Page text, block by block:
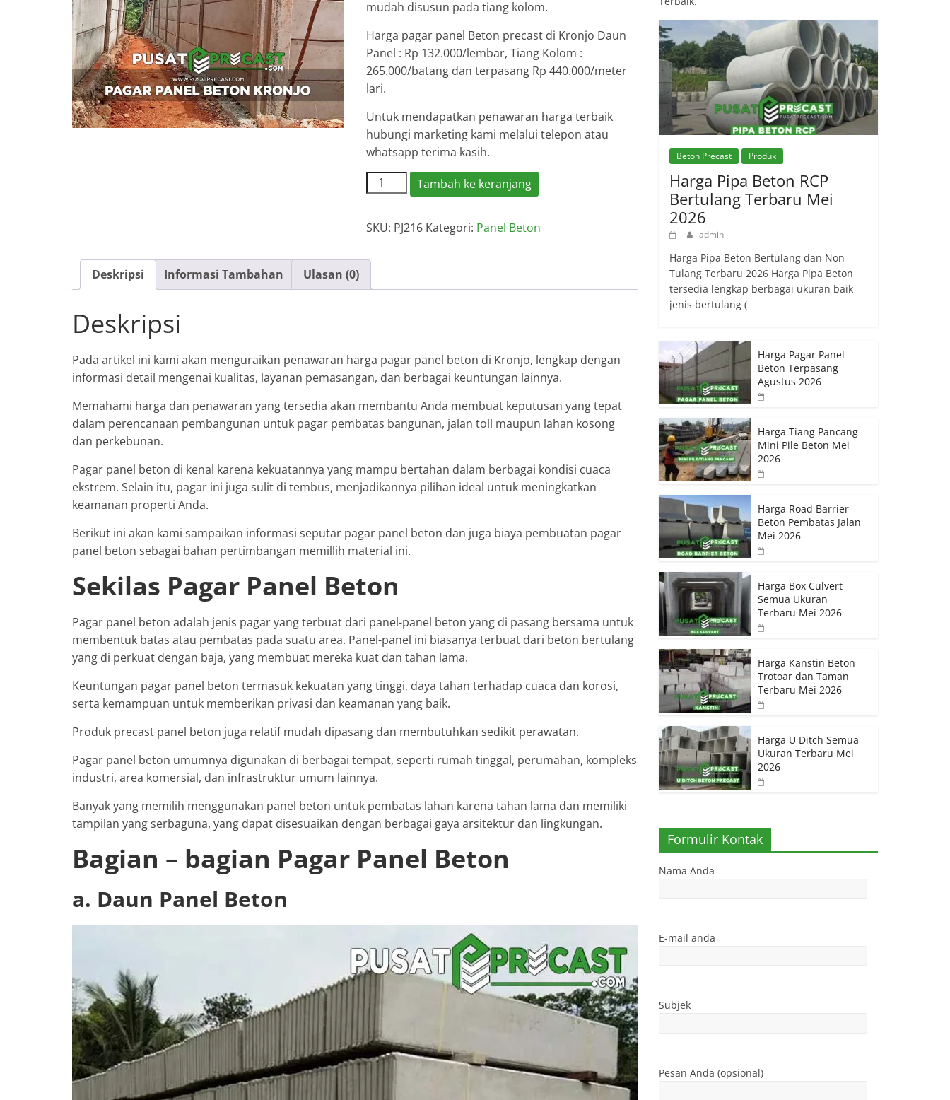
mudah disusun pada tiang kolom.
Harga pagar panel Beton precast di Kronjo Daun
Panel : Rp 132.000/lembar, Tiang Kolom :
265.000/batang dan terpasang Rp 440.000/meter
lari.
Untuk mendapatkan penawaran harga terbaik
hubungi marketing kami melalui telepon atau
whatsapp terima kasih.
Kuantitas
Harga
Panel
Tambah ke keranjang
SKU: PJ216 Kategori: Panel Beton
Deskripsi Informasi Tambahan Ulasan (0)
Deskripsi
Pada artikel ini kami akan menguraikan penawaran harga pagar panel beton di Kronjo, lengkap dengan
informasi detail mengenai kualitas, layanan pemasangan, dan berbagai keuntungan lainnya.
Memahami harga dan penawaran yang tersedia akan membantu Anda membuat keputusan yang tepat
dalam perencanaan pembangunan untuk pagar pembatas bangunan, jalan toll maupun lahan kosong
dan perkebunan.
Pagar panel beton di kenal karena kekuatannya yang mampu bertahan dalam berbagai kondisi cuaca
ekstrem. Selain itu, pagar ini juga sulit di tembus, menjadikannya pilihan ideal untuk meningkatkan
keamanan properti Anda.
Berikut ini akan kami sampaikan informasi seputar pagar panel beton dan juga biaya pembuatan pagar
panel beton sebagai bahan pertimbangan memillih material ini.
Sekilas Pagar Panel Beton
Pagar panel beton adalah jenis pagar yang terbuat dari panel-panel beton yang di pasang bersama untuk
membentuk batas atau pembatas pada suatu area. Panel-panel ini biasanya terbuat dari beton bertulang
yang di perkuat dengan baja, yang membuat mereka kuat dan tahan lama.
Keuntungan pagar panel beton termasuk kekuatan yang tinggi, daya tahan terhadap cuaca dan korosi,
serta kemampuan untuk memberikan privasi dan keamanan yang baik.
Produk precast panel beton juga relatif mudah dipasang dan membutuhkan sedikit perawatan.
Pagar panel beton umumnya digunakan di berbagai tempat, seperti rumah tinggal, perumahan, kompleks
industri, area komersial, dan infrastruktur umum lainnya.
Banyak yang memilih menggunakan panel beton untuk pembatas lahan karena tahan lama dan memiliki
tampilan yang serbaguna, yang dapat disesuaikan dengan berbagai gaya arsitektur dan lingkungan.
Bagian – bagian Pagar Panel Beton
a. Daun Panel Beton
Beton Precast Produk
Harga Pipa Beton RCP
Bertulang Terbaru Mei
2026
admin
Harga Pipa Beton Bertulang dan Non
Tulang Terbaru 2026 Harga Pipa Beton
tersedia lengkap berbagai ukuran baik
jenis bertulang (
Harga Pagar Panel
Beton Terpasang
Agustus 2026
Harga Tiang Pancang
Mini Pile Beton Mei
2026
Harga Road Barrier
Beton Pembatas Jalan
Mei 2026
Harga Box Culvert
Semua Ukuran
Terbaru Mei 2026
Harga Kanstin Beton
Trotoar dan Taman
Terbaru Mei 2026
Harga U Ditch Semua
Ukuran Terbaru Mei
2026
Formulir Kontak
Nama Anda
E-mail anda
Subjek
Pesan Anda (opsional)